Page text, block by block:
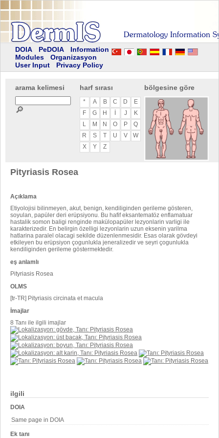
DOIA PeDOIA
Information
Modules
Organizasyon
User Input
Privacy Policy
arama kelimesi
🔎
harf sırası
* A B C D
E
F
G H J
K
L
M N O P
Q
R
S T U V
W
X
Y Z
bölgesine göre
ilgili
DOIA
Same page in DOIA
Ek tanı
Pityriasis Rosea
Açıklama
Etiyolojisi bilinmeyen, akut, benign, kendiliginden gerileme gösteren,
soyulan, papüler deri erüpsiyonu. Bu hafif eksantematöz enflamatuar
hastalik somon baligi renginde makülopapüler lezyonlarin varligi ile
karakterizedir. En belirgin özelligi lezyonlarin uzun eksenin yarilma
hatlarina paralel olacagi sekilde düzenlenmesidir. Esas olarak gövdeyi
etkileyen bu erüpsiyon çogunlukla jeneralizedir ve seyri çogunlukla
kendiliginden gerileme göstermektedir.
eş anlamlı
Pityriasis Rosea
OLMS
[tr-TR] Pityriasis circinata et macula
İmajlar
8 Tanı ile ilgili imajlar